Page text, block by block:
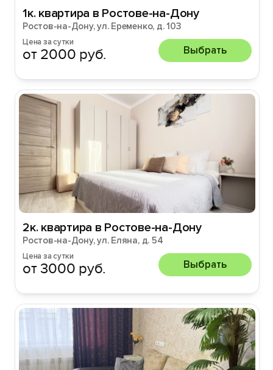
1к. квартира в Ростове-на-Дону
Ростов-на-Дону, ул. Еременко, д. 103
Цена за сутки
от 2000 руб. Выбрать
2к. квартира в Ростове-на-Дону
Ростов-на-Дону, ул. Еляна, д. 54
Цена за сутки
от 3000 руб. Выбрать